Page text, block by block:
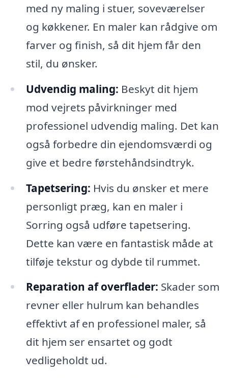
med ny maling i stuer, soveværelser
og køkkener. En maler kan rådgive om
farver og finish, så dit hjem får den
stil, du ønsker.
Udvendig maling: Beskyt dit hjem
mod vejrets påvirkninger med
professionel udvendig maling. Det kan
også forbedre din ejendomsværdi og
give et bedre førstehåndsindtryk.
Tapetsering: Hvis du ønsker et mere
personligt præg, kan en maler i
Sorring også udføre tapetsering.
Dette kan være en fantastisk måde at
tilføje tekstur og dybde til rummet.
Reparation af overflader: Skader som
revner eller hulrum kan behandles
effektivt af en professionel maler, så
dit hjem ser ensartet og godt
vedligeholdt ud.